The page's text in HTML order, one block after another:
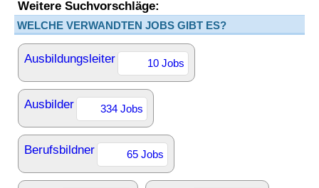
Weitere Suchvorschläge:
WELCHE VERWANDTEN JOBS GIBT ES?
Ausbildungsleiter 10 Jobs
Ausbilder 334 Jobs
Berufsbildner 65 Jobs